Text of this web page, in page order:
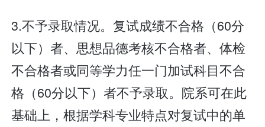
3.不予录取情况。复试成绩不合格（60分
以下）者、思想品德考核不合格者、体检
不合格者或同等学力任一门加试科目不合
格（60分以下）者不予录取。院系可在此
基础上，根据学科专业特点对复试中的单